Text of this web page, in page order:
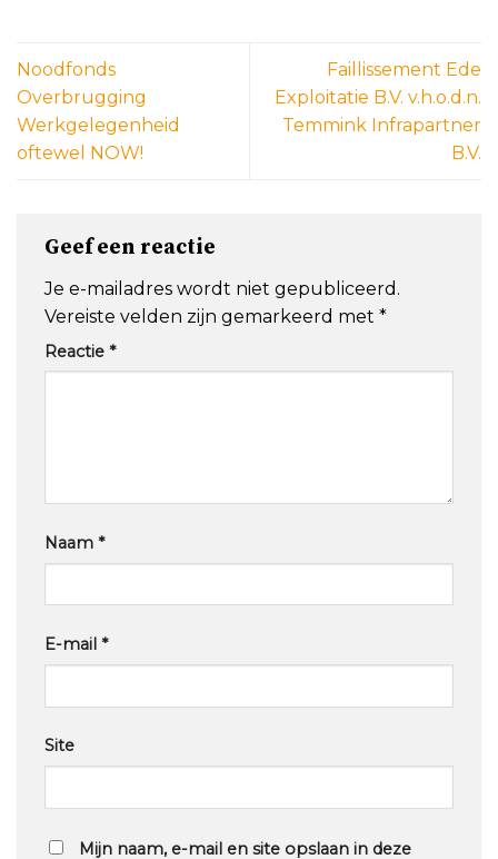
Noodfonds
Overbrugging
Werkgelegenheid
oftewel NOW!
Faillissement Ede
Exploitatie B.V. v.h.o.d.n.
Temmink Infrapartner
B.V.
Geef een reactie
Je e-mailadres wordt niet gepubliceerd.
Vereiste velden zijn gemarkeerd met *
Reactie *
Naam *
E-mail *
Site
Mijn naam, e-mail en site opslaan in deze